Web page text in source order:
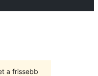
a frissebb